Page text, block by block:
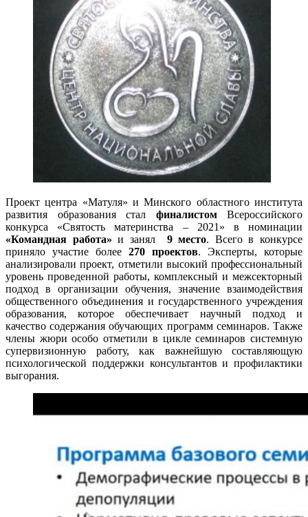
Проект центра «Матуля» и Минского областного института
развития образования стал финалистомВсероссийского
конкурса «Святость материнства – 2021» в номинации
«Командная работа» и занял 9 место. Всего в конкурсе
приняло участие более 270 проектов. Эксперты, которые
анализировали проект, отметили высокий профессиональный
уровень проведенной работы, комплексный и межсекторный
подход в организации обучения, значение взаимодействия
общественного объединения и государственного учреждения
образования, которое обеспечивает научный подход и
качество содержания обучающих программ семинаров. Также
члены жюри особо отметили в цикле семинаров системную
супервизионную работу, как важнейшую составляющую
психологической поддержки консультантов и профилактики
выгорания.